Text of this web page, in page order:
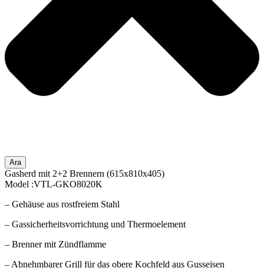
Ara
Gasherd mit 2+2 Brennern (615x810x405)
Model :VTL-GKO8020K
– Gehäuse aus rostfreiem Stahl
– Gassicherheitsvorrichtung und Thermoelement
– Brenner mit Zündflamme
– Abnehmbarer Grill für das obere Kochfeld aus Gusseisen